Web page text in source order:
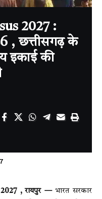
2027 :
, छत्तीसगढ़ के
इकाई की
, रायपुर —भारत सरकार